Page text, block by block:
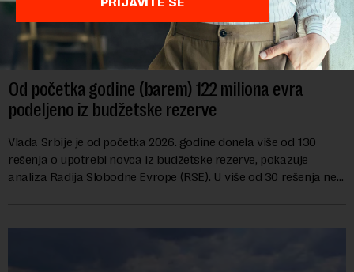
Od početka godine (barem) 122 miliona evra
podeljeno iz budžetske rezerve
Vlada Srbije je od početka 2026. godine donela više od 130
rešenja o upotrebi novca iz budžetske rezerve, pokazuje
analiza Radija Slobodne Evrope (RSE). U više od 30 rešenja ne